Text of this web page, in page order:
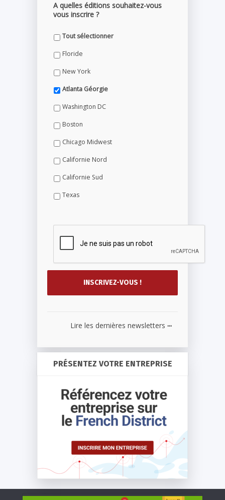
A quelles éditions souhaitez-vous
vous inscrire ?
Tout sélectionner
Floride
New York
Atlanta Géorgie
Washington DC
Boston
Chicago Midwest
Californie Nord
Californie Sud
Texas
Lire les dernières newsletters ...
PRÉSENTEZ VOTRE ENTREPRISE